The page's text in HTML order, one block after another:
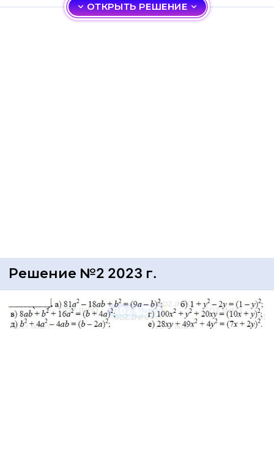
ОТКРЫТЬ РЕШЕНИЕ
Решение №2 2023 г.